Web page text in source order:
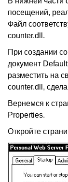
посещений,
Файл
counter.dll.
При создании
документ
разместить на
counter.dll,
Вернемся к
Properties.
Откройте